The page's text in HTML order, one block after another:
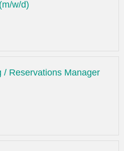
w/d)
/ Reservations Manager